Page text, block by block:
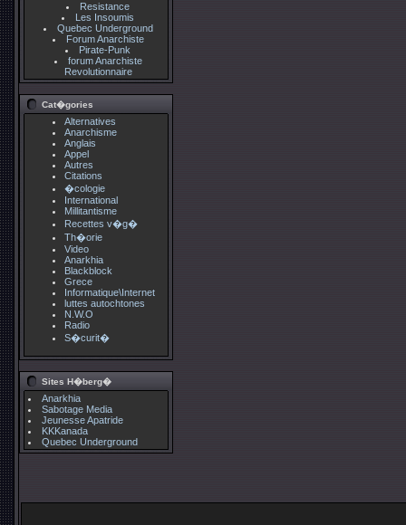
Resistance
Les Insoumis
Quebec Underground
Forum Anarchiste
Pirate-Punk
forum Anarchiste
Revolutionnaire
Cat�gories
Alternatives
Anarchisme
Anglais
Appel
Autres
Citations
�cologie
International
Millitantisme
Recettes v�g�
Th�orie
Video
Anarkhia
Blackblock
Grece
Informatique\Internet
luttes autochtones
N.W.O
Radio
S�curit�
Sites H�berg�
Anarkhia
Sabotage Media
Jeunesse Apatride
KKKanada
Quebec Underground